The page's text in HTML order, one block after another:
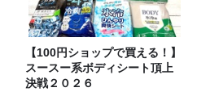
【100円ショップで買える！】
スースー系ボディシート頂上
決戦２０２６